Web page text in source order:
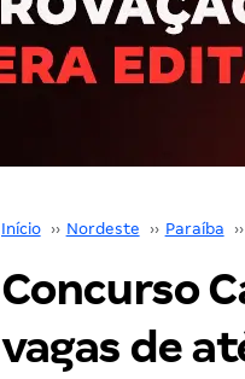
Início ›› Nordeste ›› Paraíba ››
Concurso
vagas de